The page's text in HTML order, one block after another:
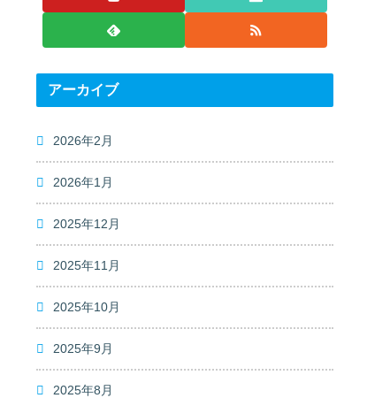
アーカイブ
2026年2月
2026年1月
2025年12月
2025年11月
2025年10月
2025年9月
2025年8月